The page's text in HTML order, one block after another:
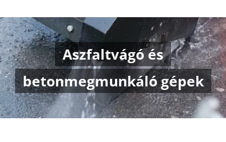
Aszfaltvágó és
betonmegmunkáló gépek